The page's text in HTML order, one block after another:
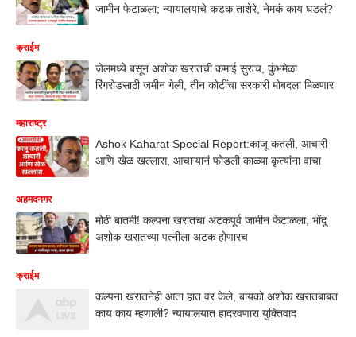
जामीन फेटाळला; न्यायालयाचे कडक ताशेरे, नेमकं काय घडलं?
क्राईम
जेलमध्ये बसून अशोक खरातची कमाई सुरुच, कुंभमेळा
रिंगरोडसाठी जमीन गेली, तीन कोटींचा सरकारी मोबदला मिळणार
महाराष्ट्र
Ashok Kaharat Special Report:काजू कतली, आचारी
आणि खेळ खल्लास, आचाऱ्यानं फोडली काळ्या कृत्यांना वाचा
अहमदनगर
मोठी बातमी! कल्पना खरातचा अटकपूर्व जामीन फेटाळला; भोंदू
अशोक खरातच्या पत्नीला अटक होणारच
क्राईम
कल्पना खरातनेही आता हात वर केले, बायको अशोक खरातबाबत
काय काय म्हणाली? न्यायालयात हादरवणारा युक्तिवाद